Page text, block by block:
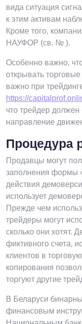
вида ситуация
к этим активам
Кроме того,
НАУФОР (св. № ).
Особенно важно,
открывать
важно при
https://
что трейдер должен
направление
Процедура
Продавцы могут
заполнения формы
действия
использует
Прежде чем
трейдеры могут
сколько они хотят.
фиктивного счета,
клиентов в
копирования
торгуют другие
В Беларуси
финансовым